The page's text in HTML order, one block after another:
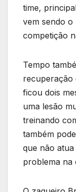
time,
vem sendo
competição
Tempo
recuperação
ficou dois
uma lesão
treinando
também
que não
problema na